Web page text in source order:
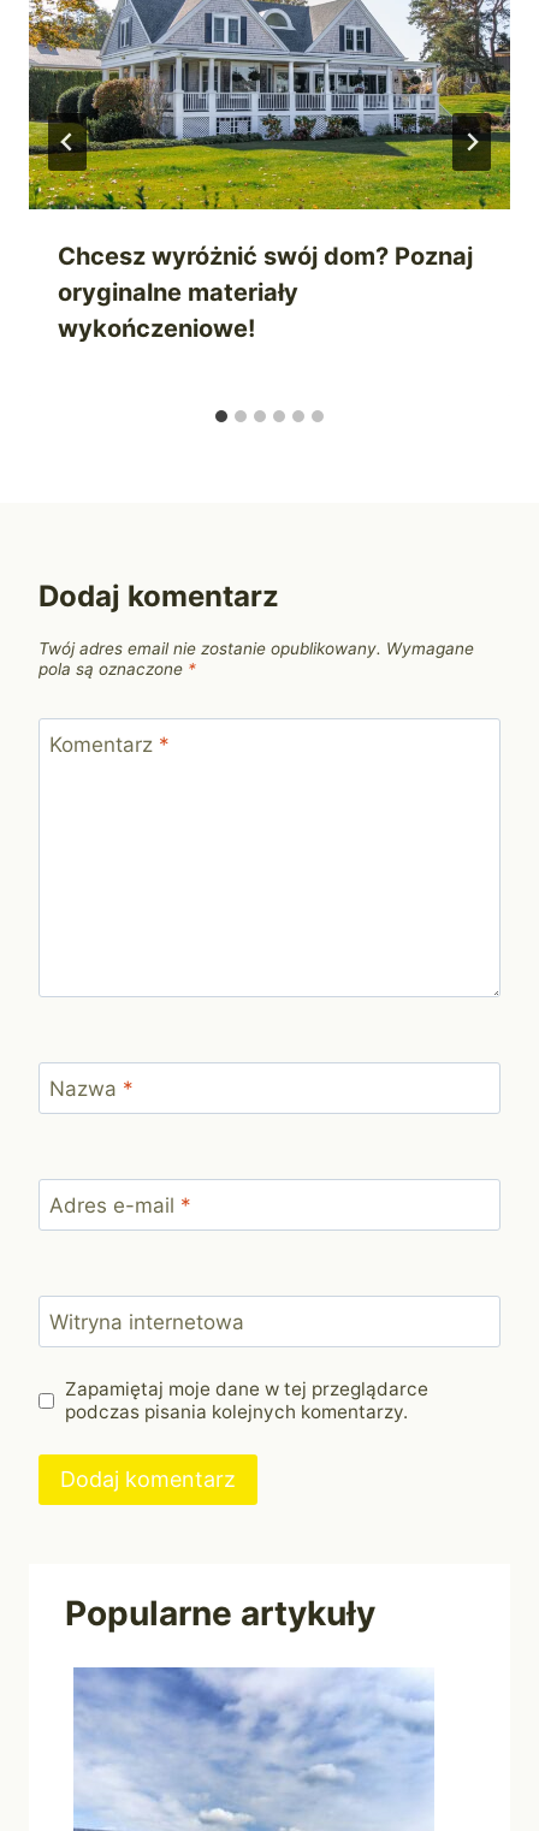
Chcesz wyróżnić swój dom? Poznaj
oryginalne materiały
wykończeniowe!
Dodaj komentarz
Twój adres email nie zostanie opublikowany. Wymagane
pola są oznaczone *
Komentarz *
Nazwa *
Adres e-mail *
Witryna internetowa
Zapamiętaj moje dane w tej przeglądarce
podczas pisania kolejnych komentarzy.
Popularne artykuły